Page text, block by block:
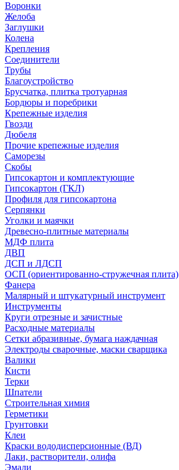
Воронки
Желоба
Заглушки
Колена
Крепления
Соединители
Трубы
Благоустройство
Брусчатка, плитка тротуарная
Бордюры и поребрики
Крепежные изделия
Гвозди
Дюбеля
Прочие крепежные изделия
Саморезы
Скобы
Гипсокартон и комплектующие
Гипсокартон (ГКЛ)
Профиля для гипсокартона
Серпянки
Уголки и маячки
Древесно-плитные материалы
МДФ плита
ДВП
ДСП и ЛДСП
ОСП (ориентированно-стружечная плита)
Фанера
Малярный и штукатурный инструмент
Инструменты
Круги отрезные и зачистные
Расходные материалы
Сетки абразивные, бумага наждачная
Электроды сварочные, маски сварщика
Валики
Кисти
Терки
Шпатели
Строительная химия
Герметики
Грунтовки
Клеи
Краски вододисперсионные (ВД)
Лаки, растворители, олифа
Эмали